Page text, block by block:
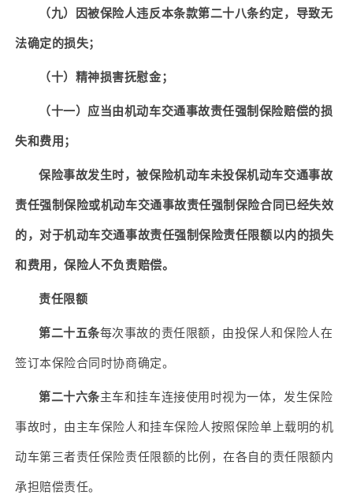
（九）因被保险人违反本条款第二十八条约定，导致无
法确定的损失；
（十）精神损害抚慰金；
（十一）应当由机动车交通事故责任强制保险赔偿的损
失和费用；
保险事故发生时，被保险机动车未投保机动车交通事故
责任强制保险或机动车交通事故责任强制保险合同已经失效
的，对于机动车交通事故责任强制保险责任限额以内的损失
和费用，保险人不负责赔偿。
责任限额
第二十五条每次事故的责任限额，由投保人和保险人在
签订本保险合同时协商确定。
第二十六条主车和挂车连接使用时视为一体，发生保险
事故时，由主车保险人和挂车保险人按照保险单上载明的机
动车第三者责任保险责任限额的比例，在各自的责任限额内
承担赔偿责任。